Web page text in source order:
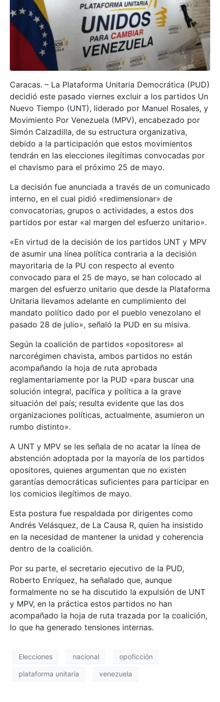
Caracas. – La Plataforma Unitaria Democrática (PUD)
decidió este pasado viernes excluir a los partidos Un
Nuevo Tiempo (UNT), liderado por Manuel Rosales, y
Movimiento Por Venezuela (MPV), encabezado por
Simón Calzadilla, de su estructura organizativa,
debido a la participación que estos movimientos
tendrán en las elecciones ilegítimas convocadas por
el chavismo para el próximo 25 de mayo.
La decisión fue anunciada a través de un comunicado
interno, en el cual pidió «redimensionar» de
convocatorias, grupos o actividades, a estos dos
partidos por estar «al margen del esfuerzo unitario».
«En virtud de la decisión de los partidos UNT y MPV
de asumir una línea política contraria a la decisión
mayoritaria de la PU con respecto al evento
convocado para el 25 de mayo, se han colocado al
margen del esfuerzo unitario que desde la Plataforma
Unitaria llevamos adelante en cumplimiento del
mandato político dado por el pueblo venezolano el
pasado 28 de julio», señaló la PUD en su misiva.
Según la coalición de partidos «opositores» al
narcorégimen chavista, ambos partidos no están
acompañando la hoja de ruta aprobada
reglamentariamente por la PUD «para buscar una
solución integral, pacífica y política a la grave
situación del país; resulta evidente que las dos
organizaciones políticas, actualmente, asumieron un
rumbo distinto».
A UNT y MPV se les señala de no acatar la línea de
abstención adoptada por la mayoría de los partidos
opositores, quienes argumentan que no existen
garantías democráticas suficientes para participar en
los comicios ilegítimos de mayo.
Esta postura fue respaldada por dirigentes como
Andrés Velásquez, de La Causa R, quien ha insistido
en la necesidad de mantener la unidad y coherencia
dentro de la coalición.
Por su parte, el secretario ejecutivo de la PUD,
Roberto Enríquez, ha señalado que, aunque
formalmente no se ha discutido la expulsión de UNT
y MPV, en la práctica estos partidos no han
acompañado la hoja de ruta trazada por la coalición,
lo que ha generado tensiones internas. ​
Elecciones nacional opoficción
plataforma unitaria venezuela